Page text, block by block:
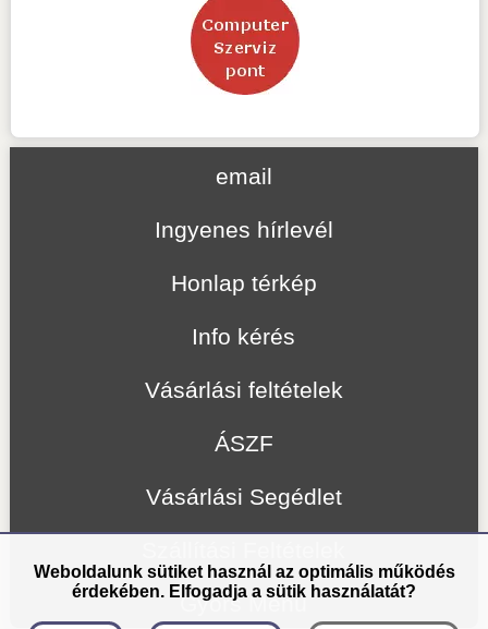
email
Ingyenes hírlevél
Honlap térkép
Info kérés
Vásárlási feltételek
ÁSZF
Vásárlási Segédlet
Gyors Menü
Weboldalunk sütiket használ az optimális működés
érdekében. Elfogadja a sütik használatát?